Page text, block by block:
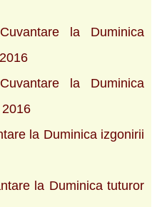
la Duminica
la Duminica
la Duminica izgonirii
la Duminica tuturor